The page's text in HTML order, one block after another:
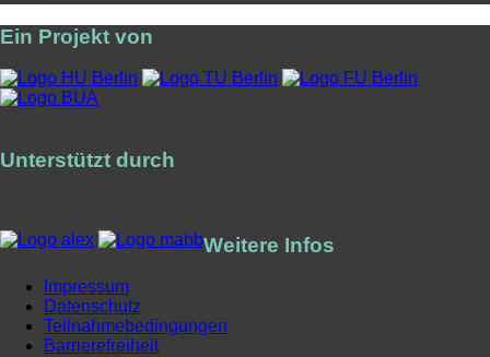
Ein Projekt von
Unterstützt durch
Weitere Infos
Impressum
Datenschutz
Teilnahmebedingungen
Barrierefreiheit